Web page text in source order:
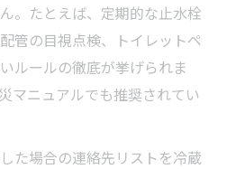
。たとえば、定期的な止水栓
管の目視点検、トイレットペ
ルールの徹底が挙げられま
マニュアルでも推奨されてい
た場合の連絡先リストを冷蔵